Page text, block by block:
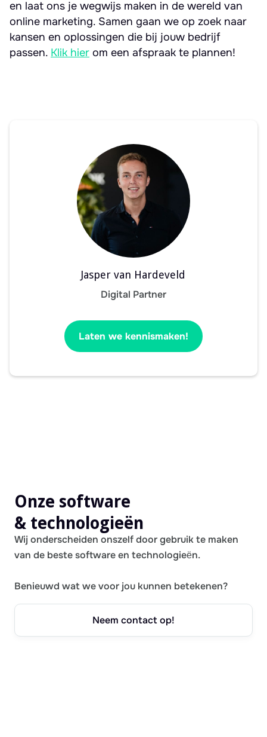
en laat ons je wegwijs maken in de wereld van
online marketing. Samen gaan we op zoek naar
kansen en oplossingen die bij jouw bedrijf
passen. Klik hier om een afspraak te plannen!
Jasper van Hardeveld
Digital Partner
Laten we kennismaken!
Onze software
& technologieën
Wij onderscheiden onszelf door gebruik te maken
van de beste software en technologieën.
Benieuwd wat we voor jou kunnen betekenen?
Neem contact op!